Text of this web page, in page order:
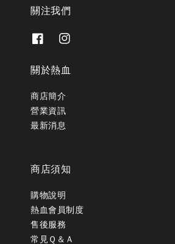
關注我們
關於熱血
商店簡介
營業資訊
最新消息
商店須知
購物說明
熱血會員制度
售後服務
常見Ｑ＆Ａ